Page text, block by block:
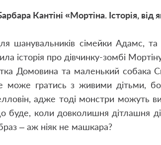
Кантіні «Мортіна. Історія,
шанувальників сімейки Адамс,
історія про дівчинку-зомбі
Домовина та маленький собака
може гратись з живими дітьми, бо
адже тоді монстри можуть
буде, коли довколишня дітлашня
– аж ніяк не машкара?